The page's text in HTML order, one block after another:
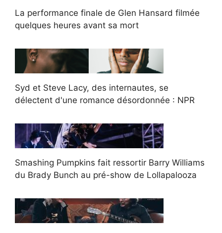
La performance finale de Glen Hansard filmée
quelques heures avant sa mort
Syd et Steve Lacy, des internautes, se
délectent d'une romance désordonnée : NPR
Smashing Pumpkins fait ressortir Barry Williams
du Brady Bunch au pré-show de Lollapalooza